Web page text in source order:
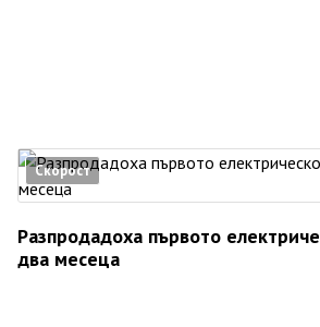
Скорост
Разпродадоха първото
два месеца